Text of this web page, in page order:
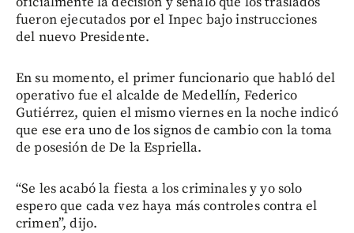
fueron ejecutados por el Inpec bajo instrucciones
del nuevo Presidente.
En su momento, el primer funcionario que habló del
operativo fue el alcalde de Medellín, Federico
Gutiérrez, quien el mismo viernes en la noche indicó
que ese era uno de los signos de cambio con la toma
de posesión de De la Espriella.
“Se les acabó la fiesta a los criminales y yo solo
espero que cada vez haya más controles contra el
crimen”, dijo.